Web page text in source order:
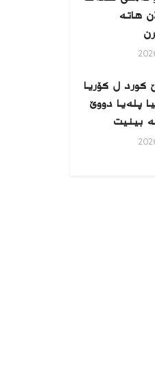
هاتە
کورد ل کۆریا
پلەیا دووێ
بینیت